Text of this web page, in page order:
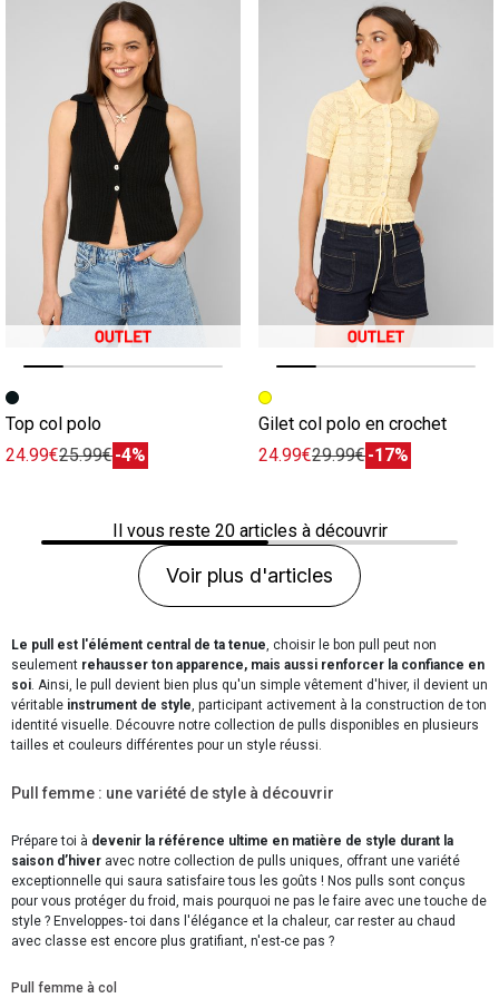
Image précédente
Image suivante
Top col polo
24.99€25.99€-4%
Image précédente
Image suivante
Gilet col polo en crochet
24.99€29.99€-17%
Il vous reste 20articles à découvrir
Voir plus d'articles
Le pull est l'élément central de ta tenue, choisir le bon pull peut non
seulement rehausser ton apparence, mais aussi renforcer la confiance en
soi. Ainsi, le pull devient bien plus qu'un simple vêtement d'hiver, il devient un
véritable instrument de style, participant activement à la construction de ton
identité visuelle. Découvre notre collection de pulls disponibles en plusieurs
tailles et couleurs différentes pour un style réussi.
Pull femme : une variété de style à découvrir
Prépare toi à devenir la référence ultime en matière de style durant la
saison d’hiver avec notre collection de pulls uniques, offrant une variété
exceptionnelle qui saura satisfaire tous les goûts ! Nos pulls sont conçus
pour vous protéger du froid, mais pourquoi ne pas le faire avec une touche de
style ? Enveloppes- toi dans l'élégance et la chaleur, car rester au chaud
avec classe est encore plus gratifiant, n'est-ce pas ?
Pull femme à col